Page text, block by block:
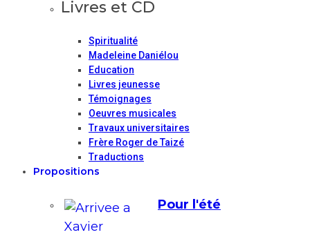
Livres et CD
Spiritualité
Madeleine Daniélou
Education
Livres jeunesse
Témoignages
Oeuvres musicales
Travaux universitaires
Frère Roger de Taizé
Traductions
Propositions
Pour l'été